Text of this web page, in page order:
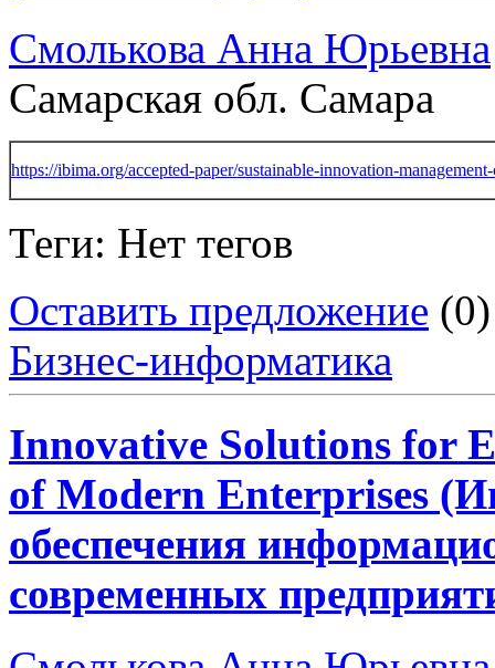
Смолькова Анна Юрьевна
Самарская обл. Самара
https://ibima.org/accepted-paper/sustainable-innovation-
Теги: Нет тегов
Оставить предложение (0)
Бизнес-информатика
Innovative Solutions for
of Modern Enterprises
обеспечения
современных